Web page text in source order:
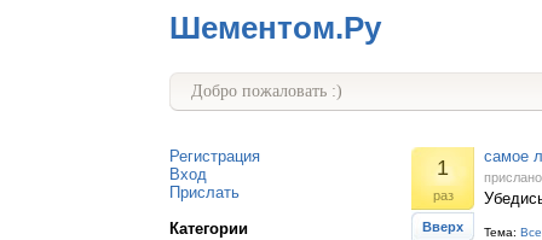
Шементом.Ру
Добро пожаловать :)
Регистрация
Вход
Прислать
Категории
1
раз
Вверх
самое
Тема: Все